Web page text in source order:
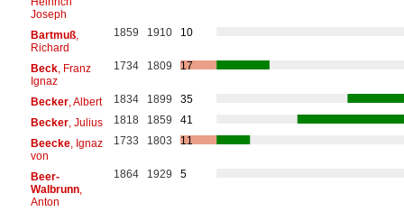
Joseph
Bartmuß,
Richard
1859 1910 10
Beck, Franz
Ignaz
1734 1809 17
Becker, Albert 1834 1899
35
Becker, Julius 1818 1859
41
Beecke, Ignaz
von
1733 1803 11
Beer-
Walbrunn,
Anton
1864 1929 5